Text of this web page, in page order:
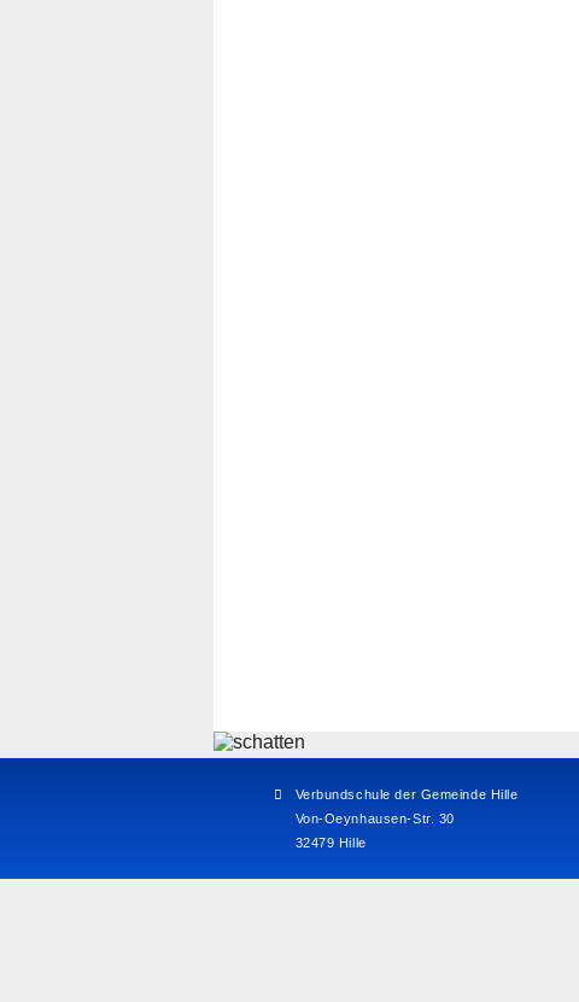
Verbundschule der Gemeinde Hille
Von-Oeynhausen-Str. 30
32479 Hille